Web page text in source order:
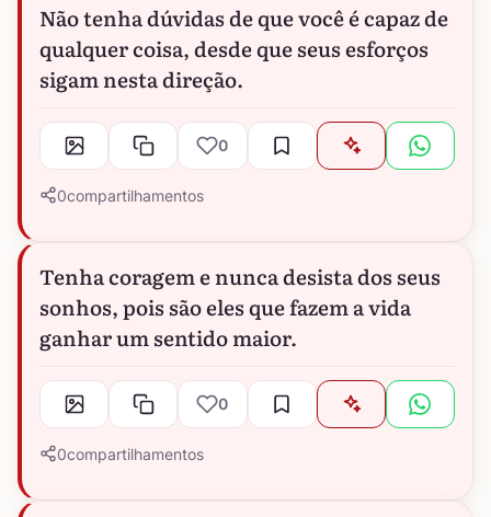
Não tenha dúvidas de que você é capaz de
qualquer coisa, desde que seus esforços
sigam nesta direção.
0
0compartilhamentos
Tenha coragem e nunca desista dos seus
sonhos, pois são eles que fazem a vida
ganhar um sentido maior.
0
0compartilhamentos